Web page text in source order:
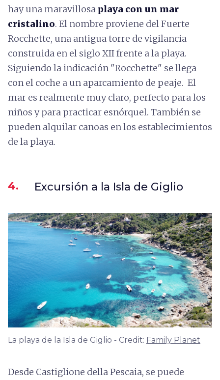
hay una maravillosa playa con un mar
cristalino. El nombre proviene del Fuerte
Rocchette, una antigua torre de vigilancia
construida en el siglo XII frente a la playa.
Siguiendo la indicación "Rocchette" se llega
con el coche a un aparcamiento de peaje. El
mar es realmente muy claro, perfecto para los
niños y para practicar esnórquel. También se
pueden alquilar canoas en los establecimientos
de la playa.
4. Excursión a la Isla de Giglio
La playa de la Isla de Giglio - Credit: Family Planet
Desde Castiglione della Pescaia, se puede